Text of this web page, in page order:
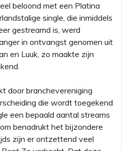
beloond met een Platina
single, die inmiddels
gestreamd is, werd
in ontvangst genomen uit
en Luuk, zo maakte zijn
door branchevereniging
die wordt toegekend
een bepaald aantal streams
benadrukt het bijzondere
zijn er ontzettend veel